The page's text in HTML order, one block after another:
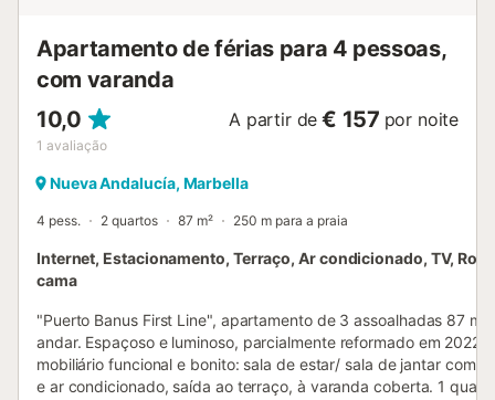
Apartamento de férias para 4 pessoas,
com varanda
10,0
1 avaliação
A partir de € 157 por noite
Nueva Andalucía, Marbella
4 pess. 2 quartos 87 m² 250 m para a praia
Internet, Estacionamento, Terraço, Ar condicionado, TV,
cama
"Puerto Banus First Line", apartamento de 3 assoalhadas 87 m2
andar. Espaçoso e luminoso, parcialmente reformado em 2022,
mobiliário funcional e bonito: sala de estar/ sala de jantar com
e ar condicionado, saída ao terraço, à varanda coberta. 1